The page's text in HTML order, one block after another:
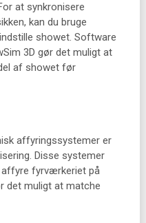
at synkronisere
kan du bruge
showet. Software
3D gør det muligt at
af showet før
affyringssystemer er
Disse systemer
affyre fyrværkeriet på
det muligt at matche